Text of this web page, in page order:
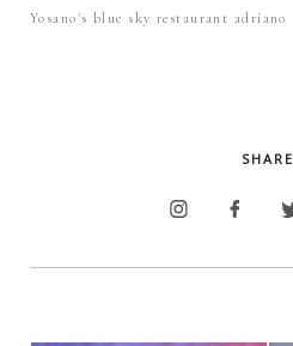
Yosano's blue sky restaurant adriano
SHARE